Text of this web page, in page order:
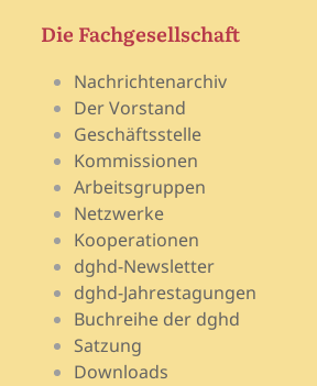
Die Fachgesellschaft
Nachrichtenarchiv
Der Vorstand
Geschäftsstelle
Kommissionen
Arbeitsgruppen
Netzwerke
Kooperationen
dghd-Newsletter
dghd-Jahrestagungen
Buchreihe der dghd
Satzung
Downloads